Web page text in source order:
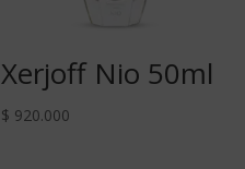
Xerjoff Nio 50ml
$ 920.000